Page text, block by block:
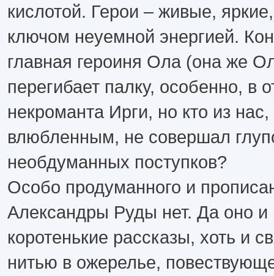
кислотой. Герои – живые,
ключом неуемной энергией.
главная героиня Ола (она же
перегибает палку, особенно, в
некроманта Ирги, но кто из
влюбленным, не совершал
необдуманных поступков?
Особо продуманного и
Александры Руды нет. Да оно и
коротенькие рассказы, хоть и
нитью в ожерелье,